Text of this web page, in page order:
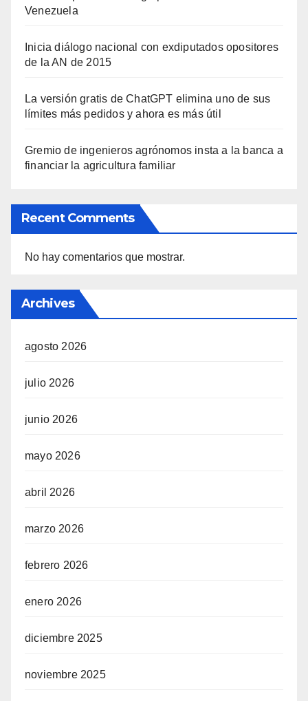
Venezuela
Inicia diálogo nacional con exdiputados opositores
de la AN de 2015
La versión gratis de ChatGPT elimina uno de sus
límites más pedidos y ahora es más útil
Gremio de ingenieros agrónomos insta a la banca a
financiar la agricultura familiar
Recent Comments
No hay comentarios que mostrar.
Archives
agosto 2026
julio 2026
junio 2026
mayo 2026
abril 2026
marzo 2026
febrero 2026
enero 2026
diciembre 2025
noviembre 2025